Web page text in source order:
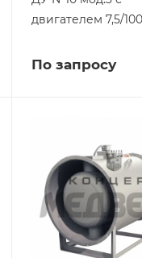
двигателем 7,5/
По запросу